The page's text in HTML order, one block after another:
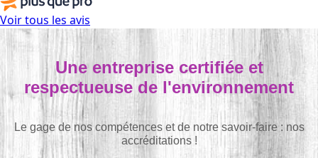
Voir tous les avis
Une entreprise certifiée et
respectueuse de l'environnement
Le gage de nos compétences et de notre savoir-faire : nos
accréditations !